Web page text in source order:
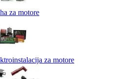
za motore
za motore